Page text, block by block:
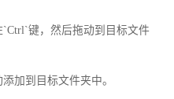
键，然后拖动到目标文件
加到目标文件夹中。